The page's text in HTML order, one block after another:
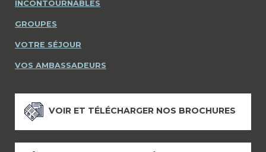
INCONTOURNABLES
GROUPES
VOTRE SÉJOUR
VOS AMBASSADEURS
VOIR ET TÉLÉCHARGER NOS BROCHURES